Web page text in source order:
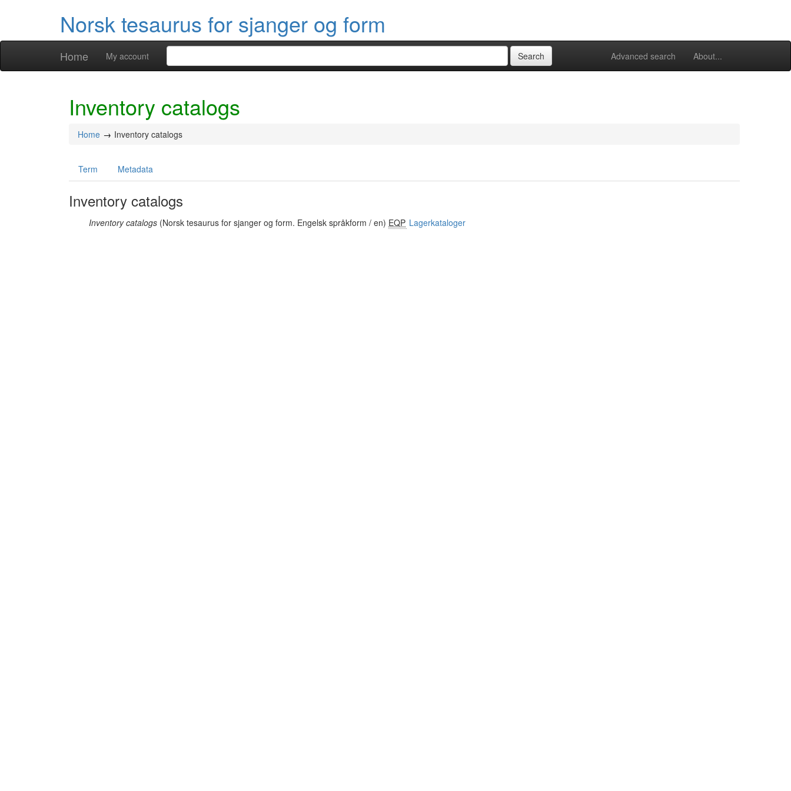
Norsk tesaurus for sjanger og form
Home Advanced search About...
My account
Inventory catalogs
Home Inventory catalogs
Term Metadata
Inventory catalogs
Inventory catalogs (Norsk tesaurus for sjanger og form. Engelsk språkform / en) EQP Lagerkataloger